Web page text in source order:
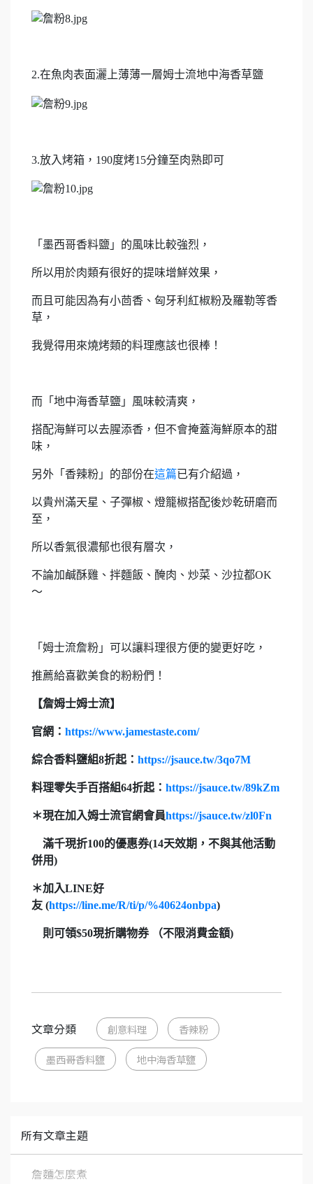
2.在魚肉表面灑上薄薄一層姆士流地中海香草鹽
3.放入烤箱，190度烤15分鐘至肉熟即可
「墨西哥香料鹽」的風味比較強烈，
所以用於肉類有很好的提味增鮮效果，
而且可能因為有小茴香、匈牙利紅椒粉及羅勒等香
草，
我覺得用來燒烤類的料理應該也很棒！
而「地中海香草鹽」風味較清爽，
搭配海鮮可以去腥添香，但不會掩蓋海鮮原本的甜
味，
另外「香辣粉」的部份在這篇已有介紹過，
以貴州滿天星、子彈椒、燈籠椒搭配後炒乾研磨而
至，
所以香氣很濃郁也很有層次，
不論加鹹酥雞、拌麵飯、醃肉、炒菜、沙拉都OK
～
「姆士流詹粉」可以讓料理很方便的變更好吃，
推薦給喜歡美食的粉粉們！
【詹姆士姆士流】
官網： https://www.jamestaste.com/
綜合香料鹽組8折起： https://jsauce.tw/3qo7M
料理零失手百搭組64折起： https://jsauce.tw/89kZm
＊現在加入姆士流官網會員https://jsauce.tw/zl0Fn
滿千現折100的優惠券(14天效期，不與其他活動
併用)
＊加入LINE好
友 (https://line.me/R/ti/p/%40624onbpa)
則可領$50現折購物券 （不限消費金額)
文章分類 創意料理 香辣粉
墨西哥香料鹽 地中海香草鹽
所有文章主題
詹麵怎麼煮